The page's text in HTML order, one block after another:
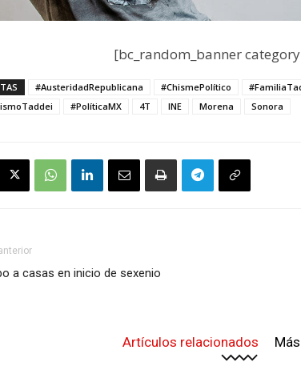
[bc_random_banner
#AusteridadRepublicana #ChismePolítico
#PolíticaMX 4T INE Morena Sonora
a casas en inicio de sexenio
Artículos relacionados